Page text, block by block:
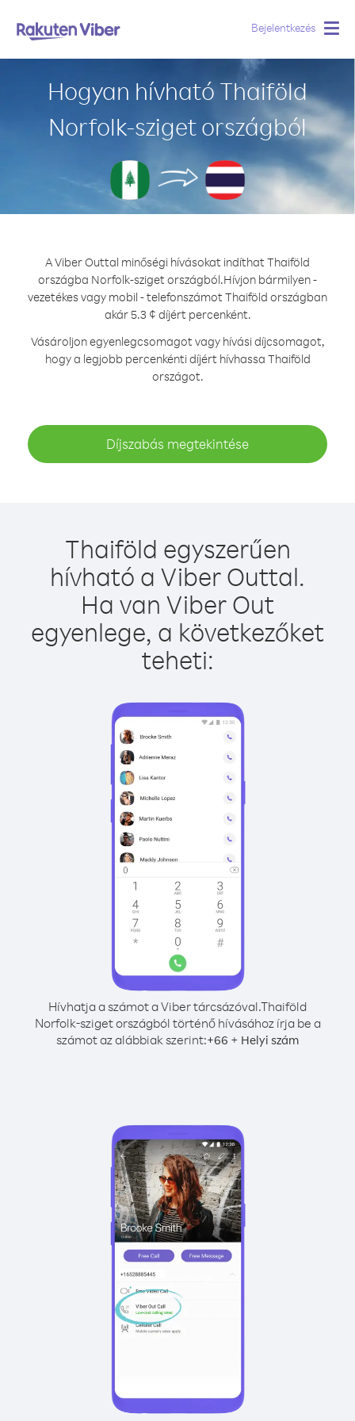
Bejelentkezés
Hogyan hívható Thaiföld
Norfolk-sziget országból
A Viber Outtal minőségi hívásokat indíthat Thaiföld
országba Norfolk-sziget országból.Hívjon bármilyen -
vezetékes vagy mobil - telefonszámot Thaiföld országban
akár 5.3 ¢ díjért percenként.
Vásároljon egyenlegcsomagot vagy hívási díjcsomagot,
hogy a legjobb percenkénti díjért hívhassa Thaiföld
országot.
Díjszabás megtekintése
Thaiföld egyszerűen
hívható a Viber Outtal.
Ha van Viber Out
egyenlege, a következőket
teheti:
Hívhatja a számot a Viber tárcsázóval.Thaiföld
Norfolk-sziget országból történő hívásához írja be a
számot az alábbiak szerint:+66 + Helyi szám